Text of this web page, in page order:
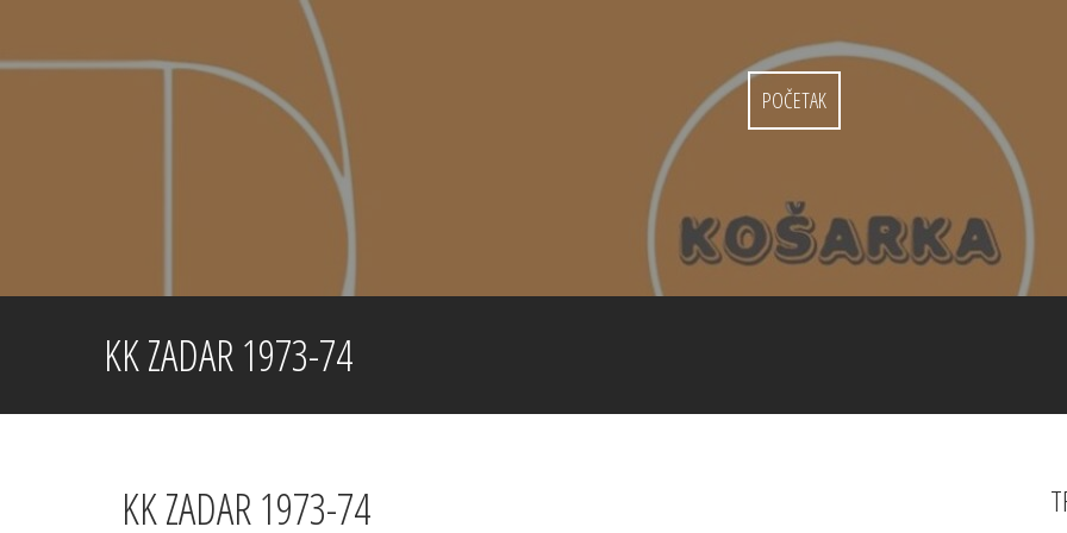
content
POČETAK
KK ZADAR 1973-74
KK ZADAR 1973-74